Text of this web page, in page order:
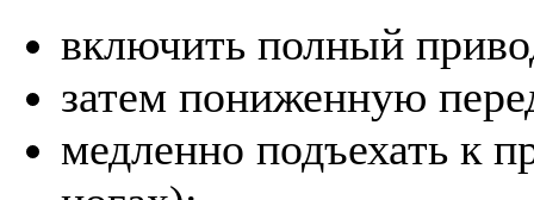
включить полный
затем пониженную
медленно подъехать к